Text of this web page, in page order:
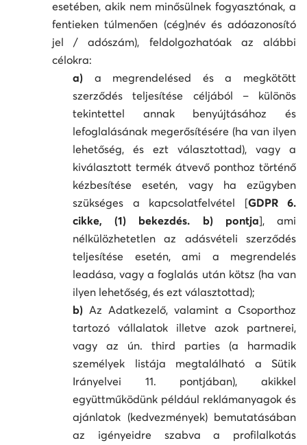
esetében, akik nem minősülnek fogyasztónak, a
fentieken túlmenően (cég)név és adóazonosító
jel / adószám), feldolgozhatóak az alábbi
célokra:
a) a megrendelésed és a megkötött
szerződés teljesítése céljából – különös
tekintettel annak benyújtásához és
lefoglalásának megerősítésére (ha van ilyen
lehetőség, és ezt választottad), vagy a
kiválasztott termék átvevő ponthoz történő
kézbesítése esetén, vagy ha ezügyben
szükséges a kapcsolatfelvétel [GDPR 6.
cikke, (1) bekezdés. b) pontja], ami
nélkülözhetetlen az adásvételi szerződés
teljesítése esetén, ami a megrendelés
leadása, vagy a foglalás után kötsz (ha van
ilyen lehetőség, és ezt választottad);
b) Az Adatkezelő, valamint a Csoporthoz
tartozó vállalatok illetve azok partnerei,
vagy az ún. third parties (a harmadik
személyek listája megtalálható a Sütik
Irányelvei 11. pontjában), akikkel
együttműködünk például reklámanyagok és
ajánlatok (kedvezmények) bemutatásában
az igényeidre szabva a profilalkotás